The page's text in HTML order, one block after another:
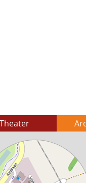
Theater